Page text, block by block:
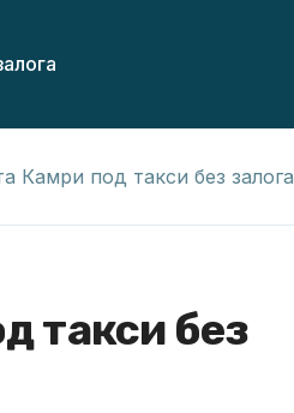
Камри под такси без залога
такси без